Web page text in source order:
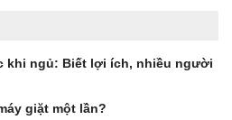
khi ngủ: Biết lợi ích, nhiều người
giặt một lần?